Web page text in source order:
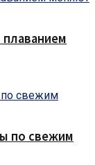
плаванием
по свежим